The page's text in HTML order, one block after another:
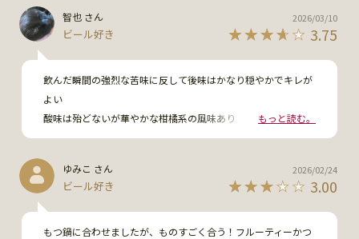
智也 さん
ビール好き 3.75
2026/03/10
飲んだ瞬間の強烈な苦味に反して後味はかなり穏やかでキレが
よい
酸味は殆どないが華やかな柑橘系の風味あり
ボディがしっかりしており余韻は軽いが長いので重ための肉料
個人的には飲んだ瞬間のヘビーさが最後まで持続してくれてよ
りホップの香りが強ければ☆5だったかもしれない、まぁこの
辺は好みの問題
もっと読む。
ゆみこ さん
ビール好き 3.00
2026/02/24
もつ鍋に合わせましたが、ものすごく合う！フルーティーかつ